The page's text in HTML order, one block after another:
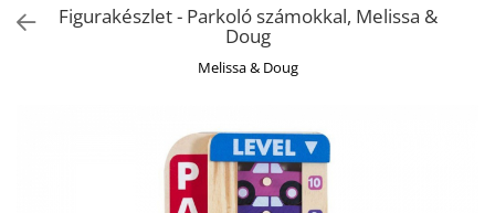
Építő készletek gyerekeknek
Kísérleti készletek gyerekeknek
Az emberi test szervei
Figurakészlet - Parkoló számokkal, Melissa &
Doug
Melissa & Doug